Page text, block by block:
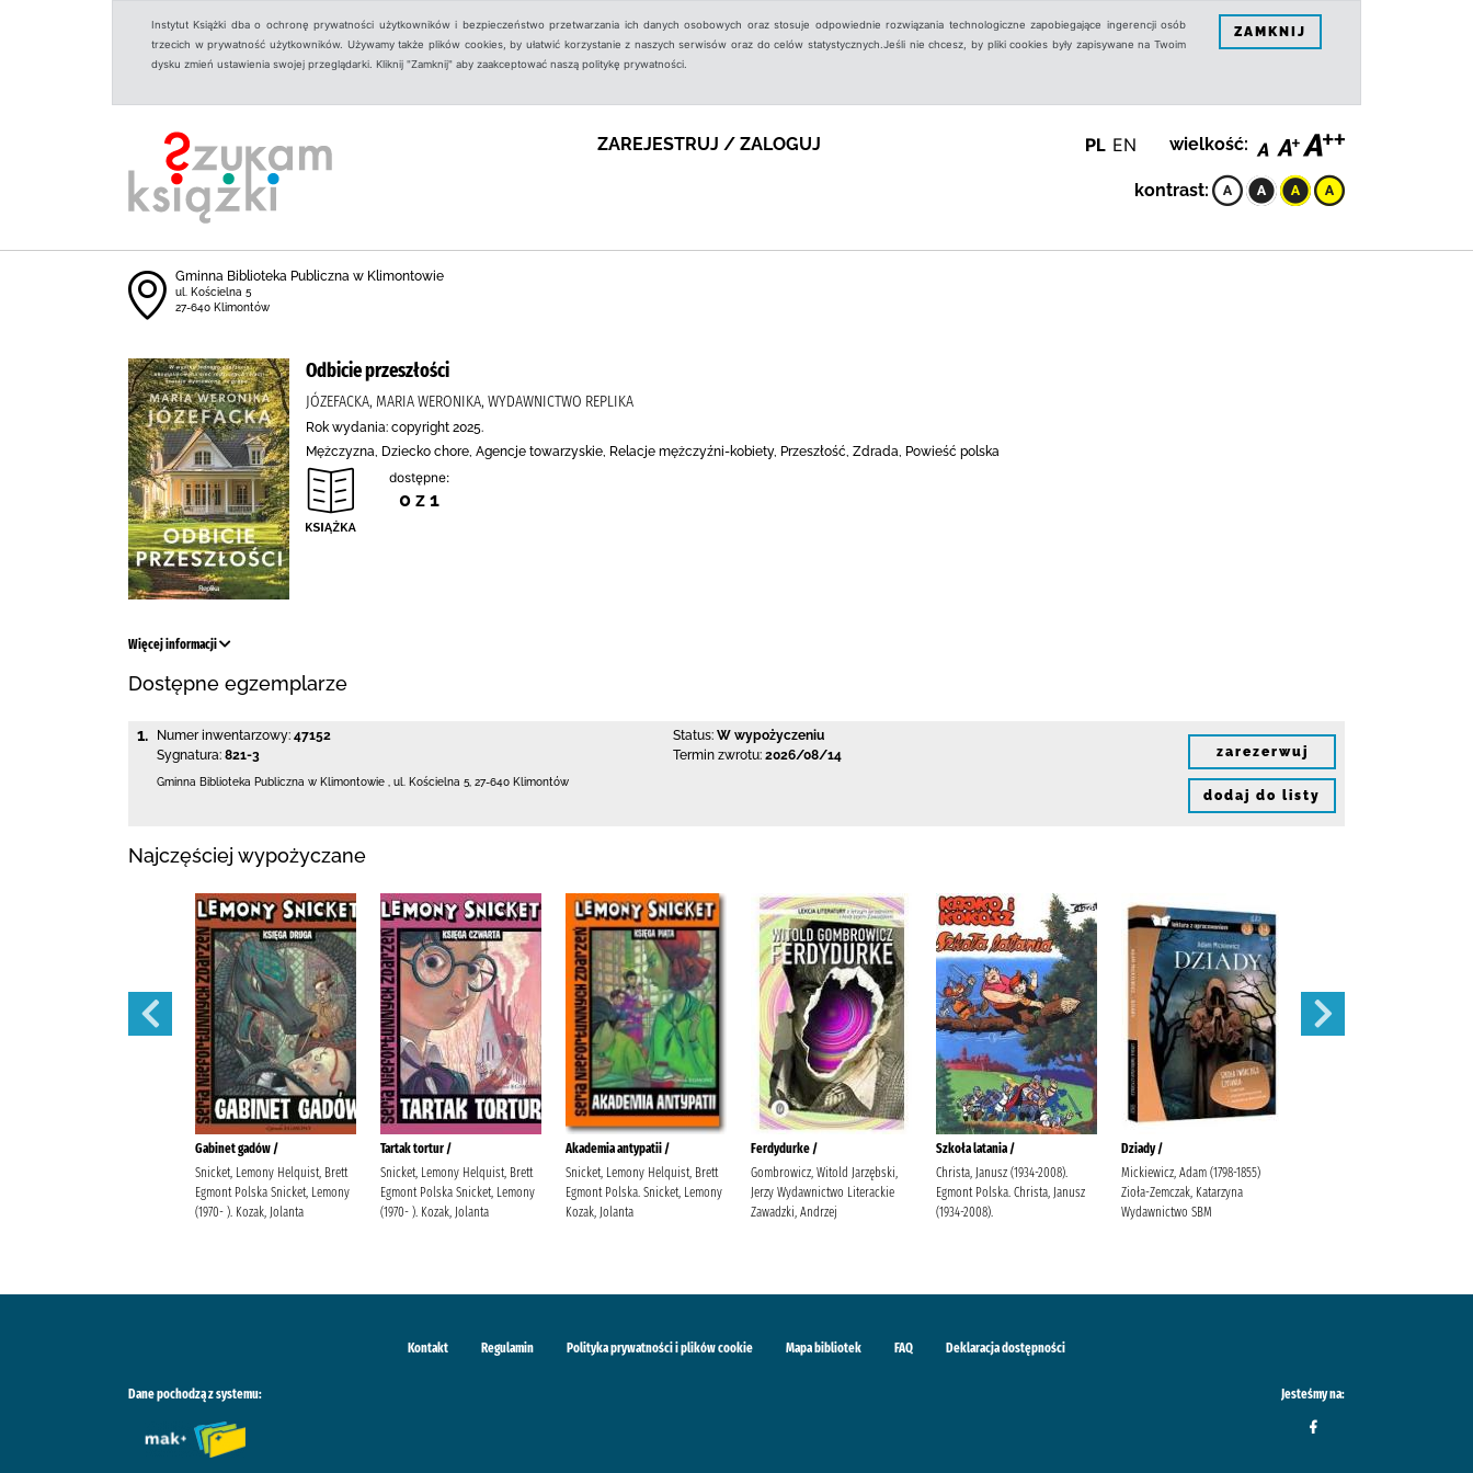
Instytut Książki dba o ochronę prywatności użytkowników i bezpieczeństwo przetwarzania ich danych osobowych oraz stosuje odpowiednie rozwiązania technologiczne zapobiegające ingerencji osób
trzecich w prywatność użytkowników. Używamy także plików cookies, by ułatwić korzystanie z naszych serwisów oraz do celów statystycznych.Jeśli nie chcesz, by pliki cookies były zapisywane na Twoim
dysku zmień ustawienia swojej przeglądarki. Kliknij "Zamknij" aby zaakceptować naszą politykę prywatności.
ZAMKNIJ
ZAREJESTRUJ / ZALOGUJ PL EN wielkość:
kontrast:
Gminna Biblioteka Publiczna w Klimontowie
ul. Kościelna 5
27-640 Klimontów
Odbicie przeszłości
JÓZEFACKA, MARIA WERONIKA, WYDAWNICTWO REPLIKA
Rok wydania: copyright 2025.
Mężczyzna, Dziecko chore, Agencje towarzyskie, Relacje mężczyźni-kobiety, Przeszłość, Zdrada, Powieść polska
dostępne:
0 z 1
Więcej informacji
Dostępne egzemplarze
1. Numer inwentarzowy: 47152
Sygnatura: 821-3
Status: W wypożyczeniu
Termin zwrotu: 2026/08/14
Gminna Biblioteka Publiczna w Klimontowie ul. Kościelna 5 27-640 Klimontów
zarezerwuj
dodaj do listy
Najczęściej wypożyczane
Gabinet gadów /
Snicket, Lemony Helquist, Brett
Egmont Polska Snicket, Lemony
(1970- ). Kozak, Jolanta
Tartak tortur /
Snicket, Lemony Helquist, Brett
Egmont Polska Snicket, Lemony
(1970- ). Kozak, Jolanta
Akademia antypatii /
Snicket, Lemony Helquist, Brett
Egmont Polska. Snicket, Lemony
Kozak, Jolanta
Ferdydurke /
Gombrowicz, Witold Jarzębski,
Jerzy Wydawnictwo Literackie
Zawadzki, Andrzej
Szkoła latania /
Christa, Janusz (1934-2008).
Egmont Polska. Christa, Janusz
(1934-2008).
Dziady /
Mickiewicz, Adam (1798-1855)
Zioła-Zemczak, Katarzyna
Wydawnictwo SBM
Kontakt Regulamin Polityka prywatności i plików cookie Mapa bibliotek FAQ Deklaracja dostępności
Dane pochodzą z systemu: Jesteśmy na: